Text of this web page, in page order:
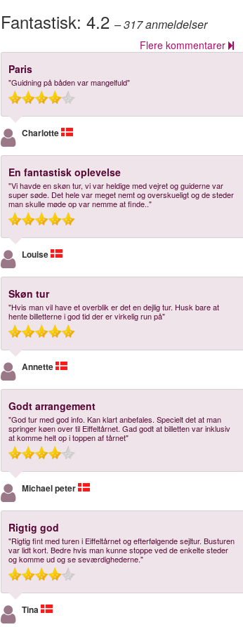
Fantastisk:4.2– 317anmeldelser
Flere kommentarer
Paris
"Guidning på båden var mangelfuld"
Charlotte
En fantastisk oplevelse
"Vi havde en skøn tur, vi var heldige med vejret og guiderne var
super søde. Det hele var meget nemt og overskueligt og de steder
man skulle møde op var nemme at finde.."
Louise
Skøn tur
"Hvis man vil have et overblik er det en dejlig tur. Husk bare at
hente billetterne i god tid der er virkelig run på"
Annette
Godt arrangement
"God tur med god info. Kan klart anbefales. Specielt det at man
springer køen over til Eiffeltårnet. Gad godt at billetten var inklusiv
at komme helt op i toppen af tårnet"
Michael peter
Rigtig god
"Rigtig fint med turen i Eiffeltårnet og efterfølgende sejltur. Busturen
var lidt kort. Bedre hvis man kunne stoppe ved de enkelte steder
og komme ud og se seværdighederne."
Tina